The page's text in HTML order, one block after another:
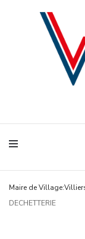
Maire de
DECHETTERIE